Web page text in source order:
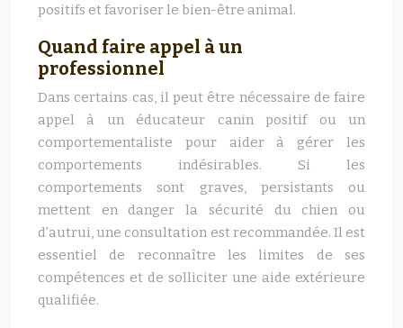
positifs et favoriser le bien-être animal.
Quand faire appel à un
professionnel
Dans certains cas, il peut être nécessaire de faire
appel à un éducateur canin positif ou un
comportementaliste pour aider à gérer les
comportements indésirables. Si les
comportements sont graves, persistants ou
mettent en danger la sécurité du chien ou
d’autrui, une consultation est recommandée. Il est
essentiel de reconnaître les limites de ses
compétences et de solliciter une aide extérieure
qualifiée.